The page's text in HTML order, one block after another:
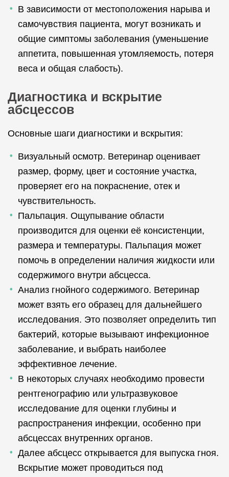
В зависимости от местоположения нарыва и
самочувствия пациента, могут возникать и
общие симптомы заболевания (уменьшение
аппетита, повышенная утомляемость, потеря
веса и общая слабость).
Диагностика и вскрытие
абсцессов
Основные шаги диагностики и вскрытия:
Визуальный осмотр. Ветеринар оценивает
размер, форму, цвет и состояние участка,
проверяет его на покраснение, отек и
чувствительность.
Пальпация. Ощупывание области
производится для оценки её консистенции,
размера и температуры. Пальпация может
помочь в определении наличия жидкости или
содержимого внутри абсцесса.
Анализ гнойного содержимого. Ветеринар
может взять его образец для дальнейшего
исследования. Это позволяет определить тип
бактерий, которые вызывают инфекционное
заболевание, и выбрать наиболее
эффективное лечение.
В некоторых случаях необходимо провести
рентгенографию или ультразвуковое
исследование для оценки глубины и
распространения инфекции, особенно при
абсцессах внутренних органов.
Далее абсцесс открывается для выпуска гноя.
Вскрытие может проводиться под